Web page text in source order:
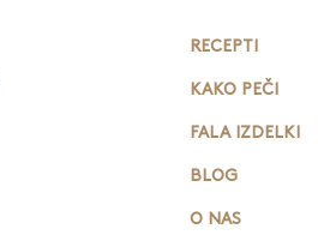
RECEPTI
KAKO PEČI
FALA IZDELKI
BLOG
O NAS